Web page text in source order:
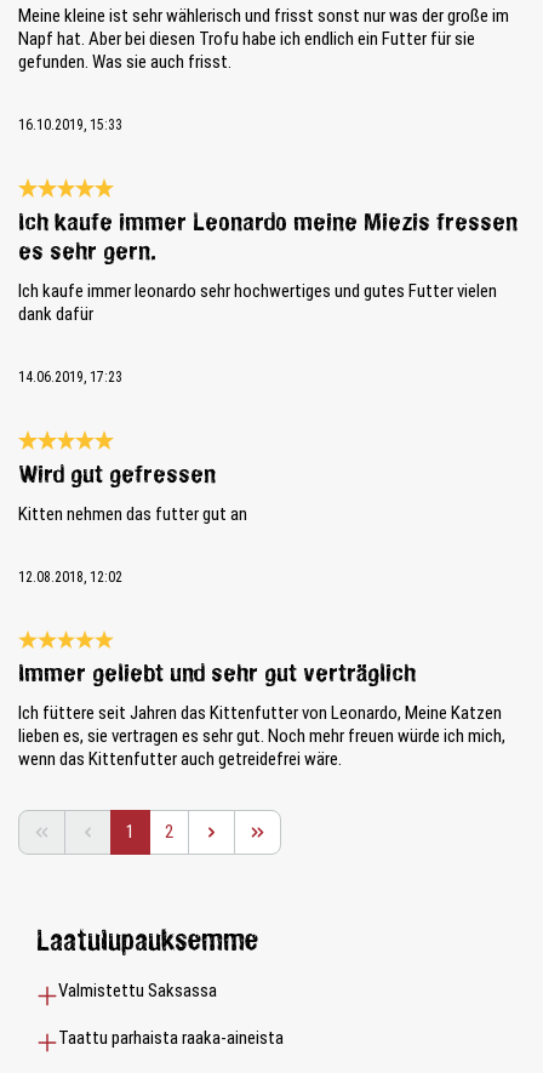
Meine kleine ist sehr wählerisch und frisst sonst nur was der große im
Napf hat. Aber bei diesen Trofu habe ich endlich ein Futter für sie
gefunden. Was sie auch frisst.
16.10.2019, 15:33
Review with rating of 5 out of 5 stars
Ich kaufe immer Leonardo meine Miezis fressen
es sehr gern.
Ich kaufe immer leonardo sehr hochwertiges und gutes Futter vielen
dank dafür
14.06.2019, 17:23
Review with rating of 5 out of 5 stars
Wird gut gefressen
Kitten nehmen das futter gut an
12.08.2018, 12:02
Review with rating of 5 out of 5 stars
Immer geliebt und sehr gut verträglich
Ich füttere seit Jahren das Kittenfutter von Leonardo, Meine Katzen
lieben es, sie vertragen es sehr gut. Noch mehr freuen würde ich mich,
wenn das Kittenfutter auch getreidefrei wäre.
Page
1 Page
2
Laatulupauksemme
Valmistettu Saksassa
Taattu parhaista raaka-aineista